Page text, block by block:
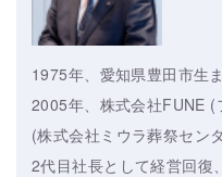
1975年、愛知県豊田市生ま
2005年、株式会社FUNE (
(株式会社ミウラ葬祭セン
2代目社長として経営回復